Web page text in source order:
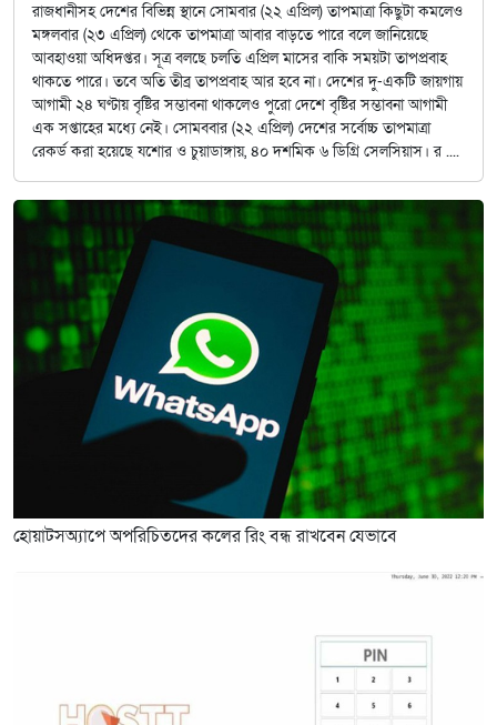
রাজধানীসহ দেশের বিভিন্ন স্থানে সোমবার (২২ এপ্রিল) তাপমাত্রা কিছুটা কমলেও
মঙ্গলবার (২৩ এপ্রিল) থেকে তাপমাত্রা আবার বাড়তে পারে বলে জানিয়েছে
আবহাওয়া অধিদপ্তর। সূত্র বলছে চলতি এপ্রিল মাসের বাকি সময়টা তাপপ্রবাহ
থাকতে পারে। তবে অতি তীব্র তাপপ্রবাহ আর হবে না। দেশের দু-একটি জায়গায়
আগামী ২৪ ঘণ্টায় বৃষ্টির সম্ভাবনা থাকলেও পুরো দেশে বৃষ্টির সম্ভাবনা আগামী
এক সপ্তাহের মধ্যে নেই। সোমববার (২২ এপ্রিল) দেশের সর্বোচ্চ তাপমাত্রা
রেকর্ড করা হয়েছে যশোর ও চুয়াডাঙ্গায়, ৪০ দশমিক ৬ ডিগ্রি সেলসিয়াস। র ....
হোয়াটসঅ্যাপে অপরিচিতদের কলের রিং বন্ধ রাখবেন যেভাবে